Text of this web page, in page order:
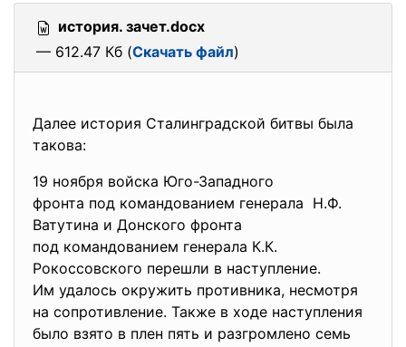
история. зачет.docx
— 612.47 Кб (Скачать файл)
Далее история Сталинградской битвы была
такова:
19 ноября войска Юго-Западного
фронта под командованием генерала Н.Ф.
Ватутина и Донского фронта
под командованием генерала К.К.
Рокоссовского перешли в наступление.
Им удалось окружить противника, несмотря
на сопротивление. Также в ходе наступления
было взято в плен пять и разгромлено семь